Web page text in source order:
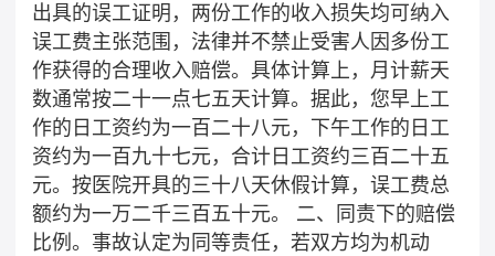
出具的误工证明，两份工作的收入损失均可纳入
误工费主张范围，法律并不禁止受害人因多份工
作获得的合理收入赔偿。具体计算上，月计薪天
数通常按二十一点七五天计算。据此，您早上工
作的日工资约为一百二十八元，下午工作的日工
资约为一百九十七元，合计日工资约三百二十五
元。按医院开具的三十八天休假计算，误工费总
额约为一万二千三百五十元。 二、同责下的赔偿
比例。事故认定为同等责任，若双方均为机动